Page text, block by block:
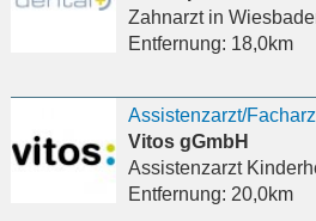
Zahnarztin
Entfernung: 18,0km
Vitos gGmbH
Assistenzarzt
Entfernung: 20,0km